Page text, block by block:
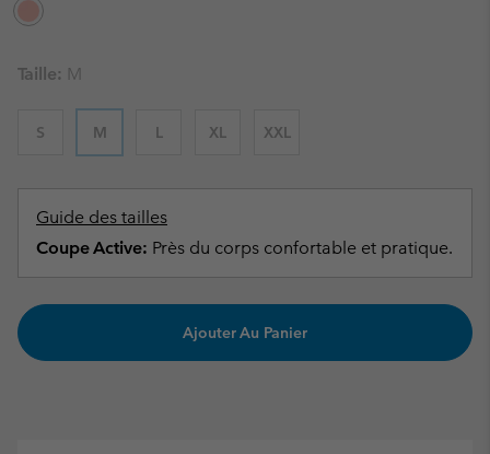
Taille: M
S M L XL XXL
Guide des tailles
Coupe Active: Près du corps confortable et pratique.
Ajouter Au Panier